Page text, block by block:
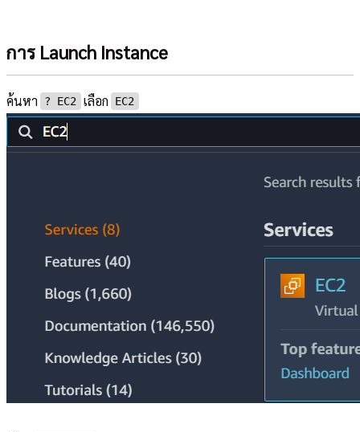
การ Launch Instance
ค้นหา ?︎ EC2 เลือก EC2